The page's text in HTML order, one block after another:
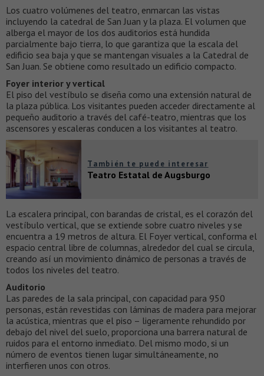
Los cuatro volúmenes del teatro, enmarcan las vistas
incluyendo la catedral de San Juan y la plaza. El volumen que
alberga el mayor de los dos auditorios está hundida
parcialmente bajo tierra, lo que garantiza que la escala del
edificio sea baja y que se mantengan visuales a la Catedral de
San Juan. Se obtiene como resultado un edificio compacto.
Foyer interior y vertical
El piso del vestíbulo se diseña como una extensión natural de
la plaza pública. Los visitantes pueden acceder directamente al
pequeño auditorio a través del café-teatro, mientras que los
ascensores y escaleras conducen a los visitantes al teatro.
También te puede interesar
Teatro Estatal de Augsburgo
La escalera principal, con barandas de cristal, es el corazón del
vestíbulo vertical, que se extiende sobre cuatro niveles y se
encuentra a 19 metros de altura. El Foyer vertical, conforma el
espacio central libre de columnas, alrededor del cual se circula,
creando así un movimiento dinámico de personas a través de
todos los niveles del teatro.
Auditorio
Las paredes de la sala principal, con capacidad para 950
personas, están revestidas con láminas de madera para mejorar
la acústica, mientras que el piso – ligeramente rehundido por
debajo del nivel del suelo, proporciona una barrera natural de
ruidos para el entorno inmediato. Del mismo modo, si un
número de eventos tienen lugar simultáneamente, no
interfieren unos con otros.